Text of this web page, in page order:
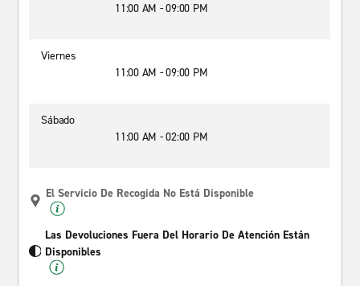
11:00 AM - 09:00 PM
Viernes
11:00 AM - 09:00 PM
Sábado
11:00 AM - 02:00 PM
El Servicio De Recogida No Está Disponible
Las Devoluciones Fuera Del Horario De Atención Están
Disponibles